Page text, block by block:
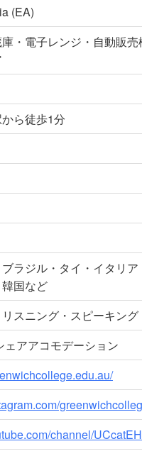
(EA)
・電子レンジ・自動販
ら徒歩1分
ブラジル・タイ・イタリ
国など
スニング・スピーキン
ェアアコモデーション
channel/